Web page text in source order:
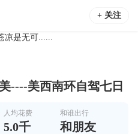
+ 关注
凉是无可......
----美西南环自驾七日
人均花费
5.0千
和谁出行
和朋友